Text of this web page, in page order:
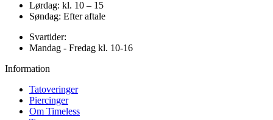
Lørdag: kl. 10 – 15
Søndag: Efter aftale
Svartider:
Mandag - Fredag kl. 10-16
Information
Tatoveringer
Piercinger
Om Timeless